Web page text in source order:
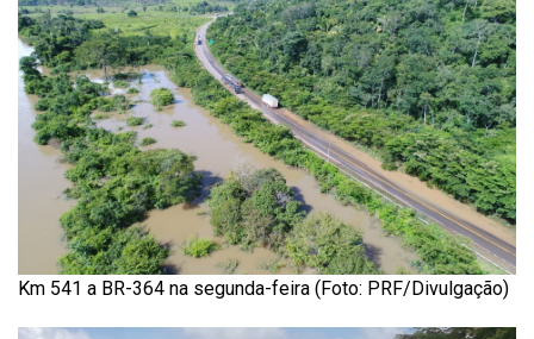
Km 541 a BR-364 na segunda-feira (Foto: PRF/Divulgação)